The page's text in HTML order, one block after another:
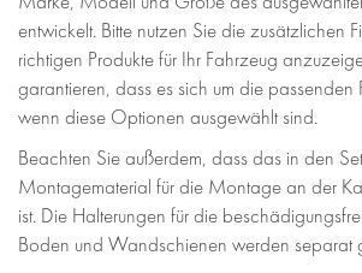
entwickelt. Bitte nutzen Sie die zusätzlichen
richtigen Produkte für Ihr Fahrzeug
garantieren, dass es sich um die passenden
wenn diese Optionen ausgewählt sind.
Beachten Sie außerdem, dass das in den
Montagematerial für die Montage an der
ist. Die Halterungen für die
Boden und Wandschienen werden separat